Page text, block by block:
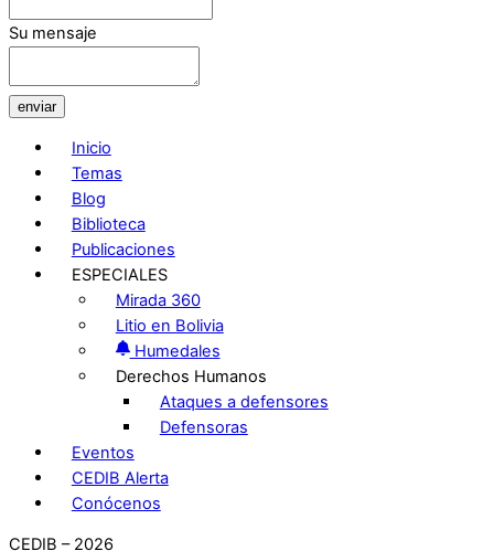
Su mensaje
enviar
Inicio
Temas
Blog
Biblioteca
Publicaciones
ESPECIALES
Mirada 360
Litio en Bolivia
Humedales
Derechos Humanos
Ataques a defensores
Defensoras
Eventos
CEDIB Alerta
Conócenos
CEDIB – 2026